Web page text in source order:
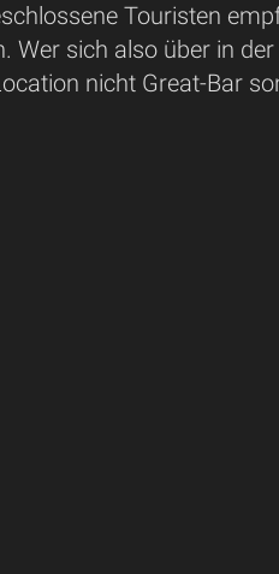
Touristen
Wer sich also über in
nicht Great-Bar